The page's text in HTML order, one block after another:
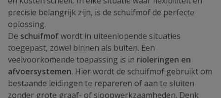
precisie belangrijk zijn, is de schuifmof de perfecte
oplossing.
De schuifmofwordt in uiteenlopende situaties
toegepast, zowel binnen als buiten. Een
veelvoorkomende toepassing is in rioleringen en
afvoersystemen. Hier wordt de schuifmof gebruikt om
bestaande leidingen te repareren of aan te sluiten
zonder grote graaf- of sloopwerkzaamheden. Denk